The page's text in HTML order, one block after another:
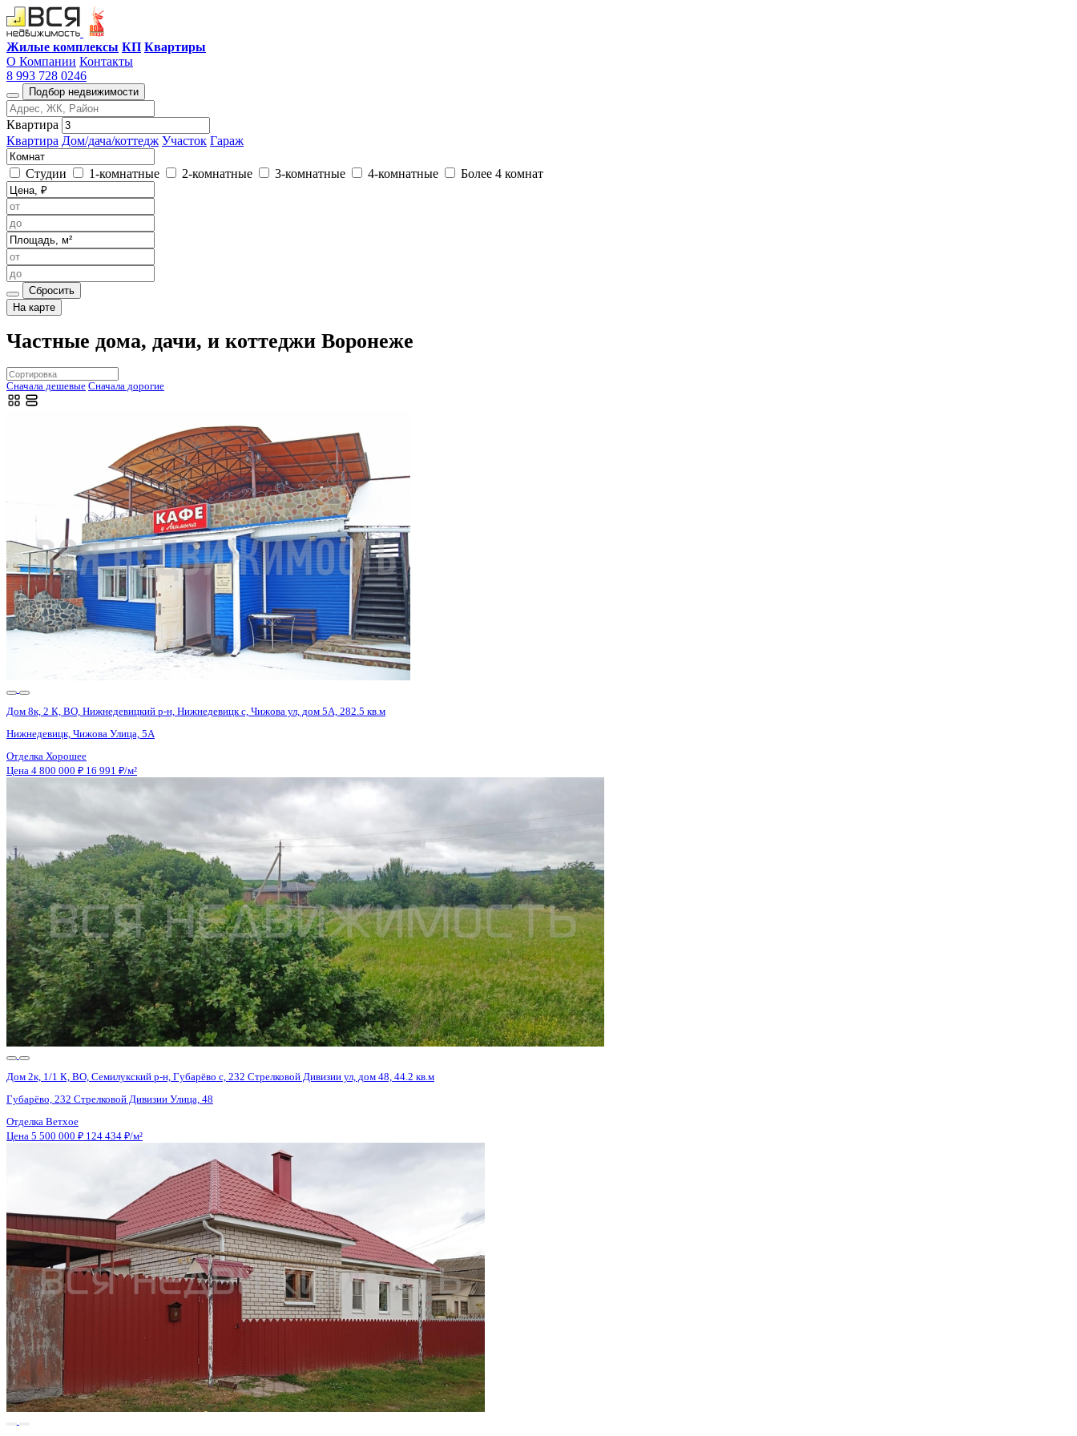
Жилые комплексы КП Квартиры
О Компании Контакты
8 993 728 0246
Подбор недвижимости
Квартира
Квартира Дом/дача/коттедж Участок Гараж
Студии 1-комнатные 2-комнатные 3-комнатные 4-комнатные Более 4 комнат
Сбросить
На карте
Частные дома, дачи, и коттеджи Воронеже
Сначала дешевые Сначала дорогие
Дом 8к, 2 К, ВО, Нижнедевицкий р-н, Нижнедевицк с, Чижова ул, дом 5А, 282.5 кв.м
Нижнедевицк, Чижова Улица, 5А
Отделка Хорошее
Цена 4 800 000 ₽ 16 991 ₽/м²
Дом 2к, 1/1 К, ВО, Семилукский р-н, Губарёво с, 232 Стрелковой Дивизии ул, дом 48, 44.2 кв.м
Губарёво, 232 Стрелковой Дивизии Улица, 48
Отделка Ветхое